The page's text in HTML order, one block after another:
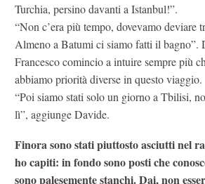
Turchia, persino davanti a Istanbul!”.
“Non c’era più tempo, dovevamo deviare
Almeno a Batumi ci siamo fatti il bagno”.
Francesco comincio a intuire sempre più
abbiamo priorità diverse in questo viaggio.
“Poi siamo stati solo un giorno a Tbilisi,
lì”, aggiunge Davide.
Finora sono stati piuttosto asciutti nel
ho capiti: in fondo sono posti che
sono palesemente stanchi. Dai, non